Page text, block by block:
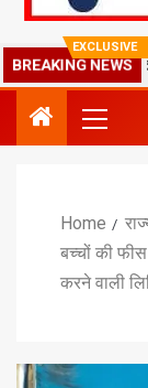
EXCLUSIVE
BREAKING NEWS
को प्रोत्साहित करें
Home
बच्चों की
करने वाली